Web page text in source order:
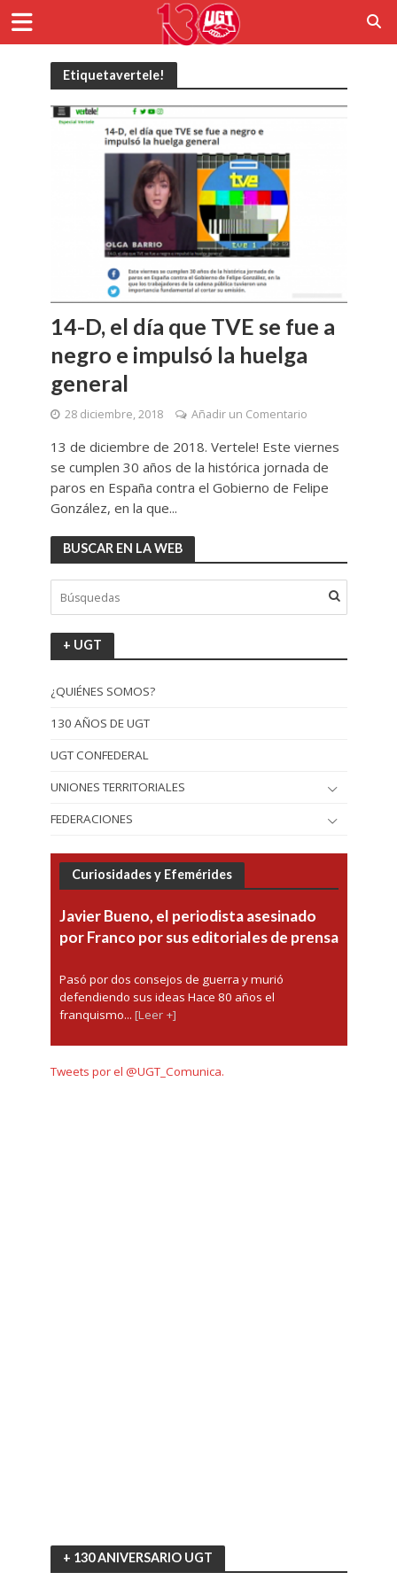
Etiquetavertele!
14-D, el día que TVE se fue a
negro e impulsó la huelga
general
28 diciembre, 2018 Añadir un Comentario
13 de diciembre de 2018. Vertele! Este viernes
se cumplen 30 años de la histórica jornada de
paros en España contra el Gobierno de Felipe
González, en la que...
BUSCAR EN LA WEB
+ UGT
¿QUIÉNES SOMOS?
130 AÑOS DE UGT
UGT CONFEDERAL
UNIONES TERRITORIALES
FEDERACIONES
Curiosidades y Efemérides
Javier Bueno, el periodista asesinado
por Franco por sus editoriales de prensa
Pasó por dos consejos de guerra y murió
defendiendo sus ideas Hace 80 años el
franquismo... [Leer +]
Tweets por el @UGT_Comunica.
+ 130 ANIVERSARIO UGT